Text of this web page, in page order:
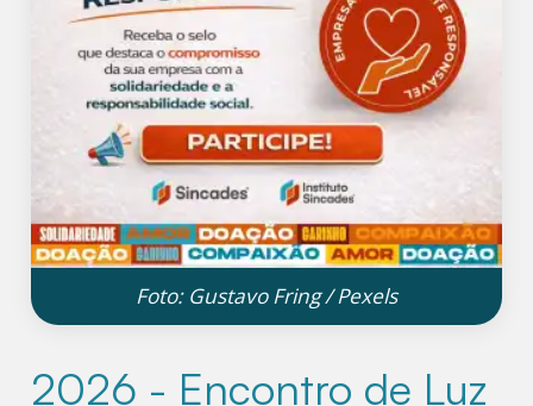
Foto: Gustavo Fring / Pexels
2026 - Encontro de Luz